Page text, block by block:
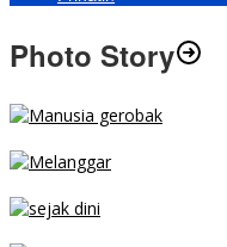
Photo Story